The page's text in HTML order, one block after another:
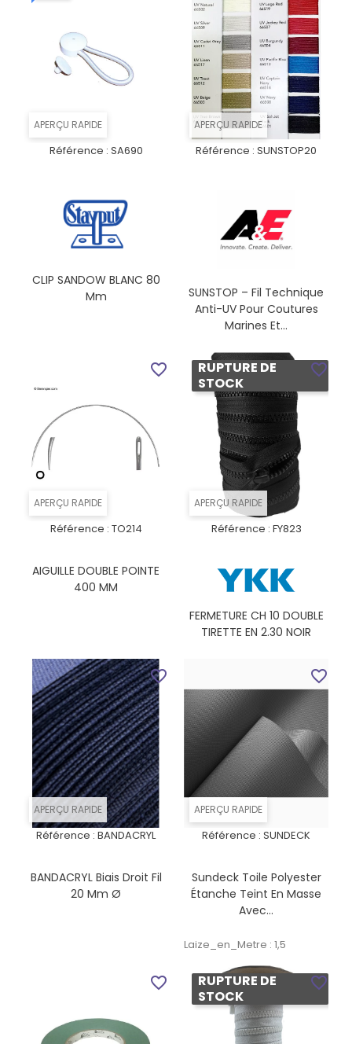
APERÇU RAPIDE
Référence : SA690
CLIP SANDOW BLANC 80
Mm
APERÇU RAPIDE
Référence : SUNSTOP20
SUNSTOP – Fil Technique
Anti-UV Pour Coutures
Marines Et...
APERÇU RAPIDE
Référence : TO214
AIGUILLE DOUBLE POINTE
400 MM
favorite_border
APERÇU RAPIDE
RUPTURE DE
STOCK
Référence : FY823
FERMETURE CH 10 DOUBLE
TIRETTE EN 2.30 NOIR
favorite_border
APERÇU RAPIDE
Référence : BANDACRYL
BANDACRYL Biais Droit Fil
20 Mm Ø
favorite_border
APERÇU RAPIDE
Référence : SUNDECK
Sundeck Toile Polyester
Étanche Teint En Masse
Avec...
Laize_en_Metre : 1,5
favorite_border
favorite_border
RUPTURE DE
STOCK
favorite_border